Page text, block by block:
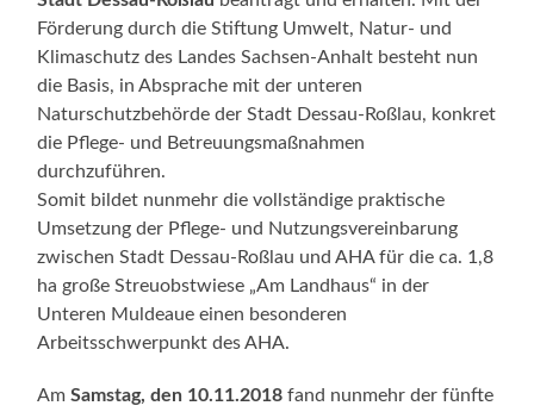
Förderung durch die Stiftung Umwelt, Natur- und
Klimaschutz des Landes Sachsen-Anhalt besteht nun
die Basis, in Absprache mit der unteren
Naturschutzbehörde der Stadt Dessau-Roßlau, konkret
die Pflege- und Betreuungsmaßnahmen
durchzuführen.
Somit bildet nunmehr die vollständige praktische
Umsetzung der Pflege- und Nutzungsvereinbarung
zwischen Stadt Dessau-Roßlau und AHA für die ca. 1,8
ha große Streuobstwiese „Am Landhaus“ in der
Unteren Muldeaue einen besonderen
Arbeitsschwerpunkt des AHA.
AmSamstag, den 10.11.2018 fand nunmehr der fünfte